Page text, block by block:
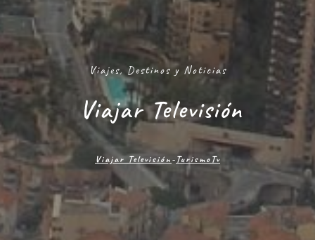
Viajes, Destinos y Noticias
Viajar Televisión
Viajar Televisión-TurismoTv